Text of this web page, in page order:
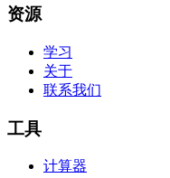
资源
学习
关于
联系我们
工具
计算器